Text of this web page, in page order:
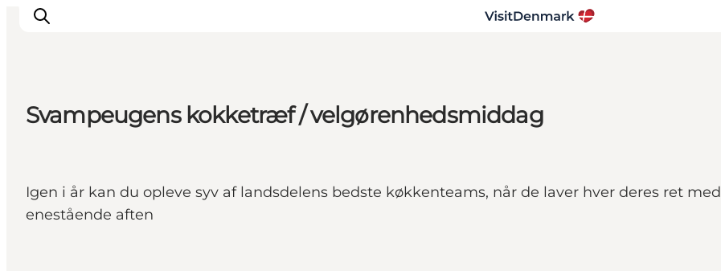
Oplevelser
Overnatning
Svampeugens kokketræf / velgørenhedsmiddag
Igen i år kan du opleve syv af landsdelens bedste køkkenteams, når de laver hver deres ret
enestående aften